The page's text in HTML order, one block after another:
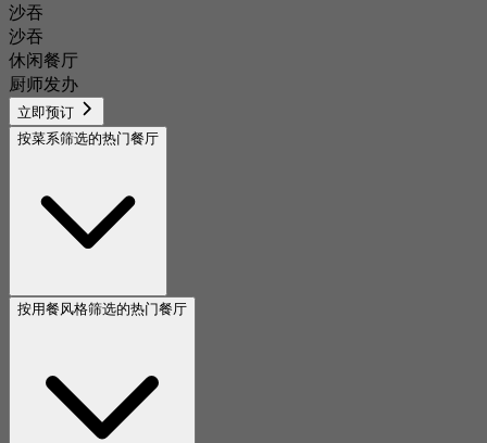
沙吞
沙吞
休闲餐厅
厨师发办
立即预订
按菜系筛选的热门餐厅
按用餐风格筛选的热门餐厅